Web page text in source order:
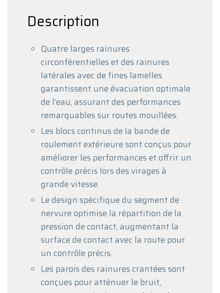
Description
Quatre larges rainures
circonférentielles et des rainures
latérales avec de fines lamelles
garantissent une évacuation optimale
de l’eau, assurant des performances
remarquables sur routes mouillées.
Les blocs continus de la bande de
roulement extérieure sont conçus pour
améliorer les performances et offrir un
contrôle précis lors des virages à
grande vitesse.
Le design spécifique du segment de
nervure optimise la répartition de la
pression de contact, augmentant la
surface de contact avec la route pour
un contrôle précis.
Les parois des rainures crantées sont
conçues pour atténuer le bruit,